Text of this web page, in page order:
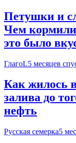
Петушки и
Чем
это было
ГлагоL5 месяцев
Как жилось
залива до
нефть
Русская семерка5